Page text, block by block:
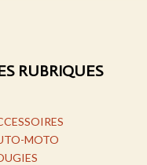
RUBRIQUES
MOTO